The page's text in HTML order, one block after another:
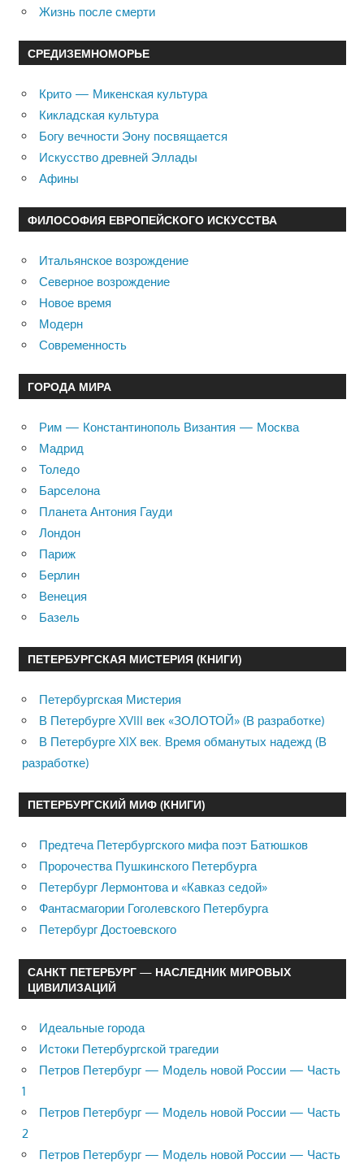
Жизнь после смерти
СРЕДИЗЕМНОМОРЬЕ
Крито — Микенская культура
Кикладская культура
Богу вечности Эону посвящается
Искусство древней Эллады
Афины
ФИЛОСОФИЯ ЕВРОПЕЙСКОГО ИСКУССТВА
Итальянское возрождение
Северное возрождение
Новое время
Модерн
Современность
ГОРОДА МИРА
Рим — Константинополь Византия — Москва
Мадрид
Толедо
Барселона
Планета Антония Гауди
Лондон
Париж
Берлин
Венеция
Базель
ПЕТЕРБУРГСКАЯ МИСТЕРИЯ (КНИГИ)
Петербургская Мистерия
В Петербурге XVIII век «ЗОЛОТОЙ» (В разработке)
В Петербурге XIX век. Время обманутых надежд (В
разработке)
ПЕТЕРБУРГСКИЙ МИФ (КНИГИ)
Предтеча Петербургского мифа поэт Батюшков
Пророчества Пушкинского Петербурга
Петербург Лермонтова и «Кавказ седой»
Фантасмагории Гоголевского Петербурга
Петербург Достоевского
САНКТ ПЕТЕРБУРГ — НАСЛЕДНИК МИРОВЫХ
ЦИВИЛИЗАЦИЙ
Идеальные города
Истоки Петербургской трагедии
Петров Петербург — Модель новой России — Часть
1
Петров Петербург — Модель новой России — Часть
2
Петров Петербург — Модель новой России — Часть